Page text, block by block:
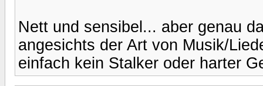
Nett und sensibel... aber genau
angesichts der Art von Musik/
einfach kein Stalker oder harter